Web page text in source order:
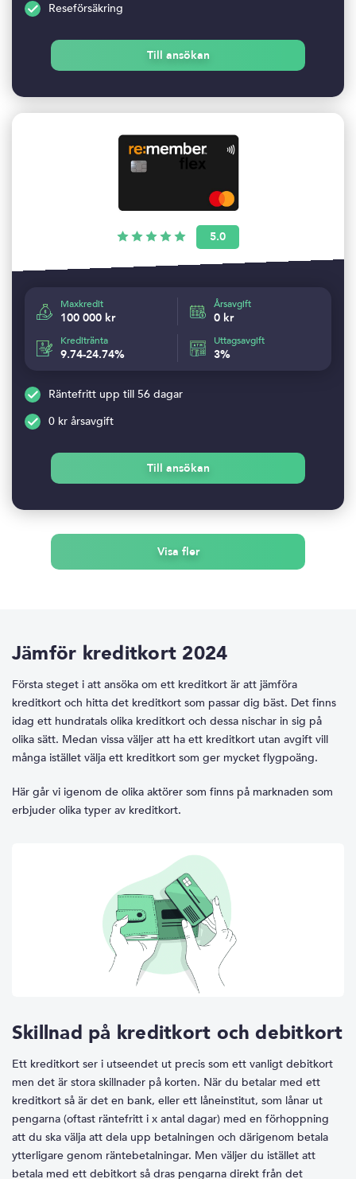
Reseförsäkring
Till ansökan
5.0
Maxkredit
100 000 kr
Årsavgift
0 kr
Kreditränta
9.74-24.74%
Uttagsavgift
3%
Räntefritt upp till 56 dagar
0 kr årsavgift
Till ansökan
Visa fler
Jämför kreditkort 2024
Första steget i att ansöka om ett kreditkort är att jämföra
kreditkort och hitta det kreditkort som passar dig bäst. Det finns
idag ett hundratals olika kreditkort och dessa nischar in sig på
olika sätt. Medan vissa väljer att ha ett kreditkort utan avgift vill
många istället välja ett kreditkort som ger mycket flygpoäng.
Här går vi igenom de olika aktörer som finns på marknaden som
erbjuder olika typer av kreditkort.
Skillnad på kreditkort och debitkort
Ett kreditkort ser i utseendet ut precis som ett vanligt debitkort
men det är stora skillnader på korten. När du betalar med ett
kreditkort så är det en bank, eller ett låneinstitut, som lånar ut
pengarna (oftast räntefritt i x antal dagar) med en förhoppning
att du ska välja att dela upp betalningen och därigenom betala
ytterligare genom räntebetalningar. Men väljer du istället att
betala med ett debitkort så dras pengarna direkt från det